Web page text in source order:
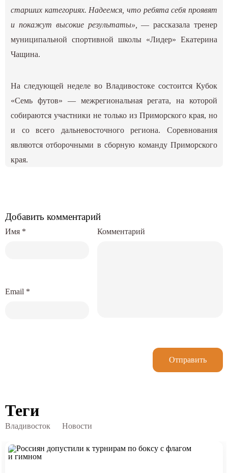
старших категориях. Надеемся, что ребята себя проявят
и покажут высокие результаты»,
— рассказала тренер
муниципальной спортивной школы «Лидер» Екатерина
Чащина.
На следующей неделе во Владивостоке состоится Кубок
«Семь футов» — межрегиональная регата, на которой
собираются участники не только из Приморского края, но
и со всего дальневосточного региона. Соревнования
являются отборочными в сборную команду Приморского
края.
Добавить комментарий
Комментарий
Имя *
Email *
Отправить
Теги
Владивосток Новости